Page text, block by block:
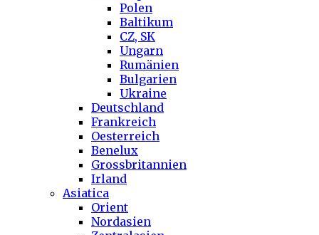
Polen
Baltikum
CZ, SK
Ungarn
Rumänien
Bulgarien
Ukraine
Deutschland
Frankreich
Oesterreich
Benelux
Grossbritannien
Irland
Asiatica
Orient
Nordasien